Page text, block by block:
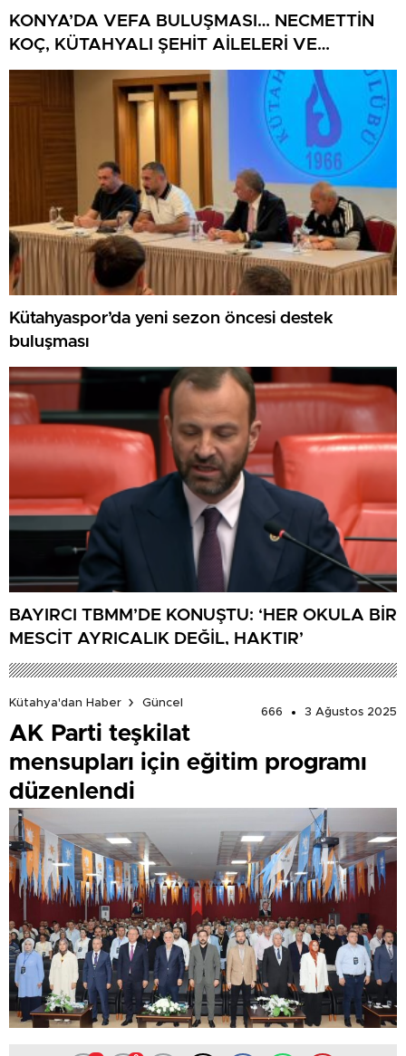
KONYA’DA VEFA BULUŞMASI… NECMETTİN
KOÇ, KÜTAHYALI ŞEHİT AİLELERİ VE
GAZİLERİ AĞIRLADI
Kütahyaspor’da yeni sezon öncesi destek
buluşması
BAYIRCI TBMM’DE KONUŞTU: ‘HER OKULA BİR
MESCİT AYRICALIK DEĞİL, HAKTIR’
Kütahya'dan Haber
Güncel
666
3 Ağustos 2025
AK Parti teşkilat
mensupları için eğitim programı
düzenlendi